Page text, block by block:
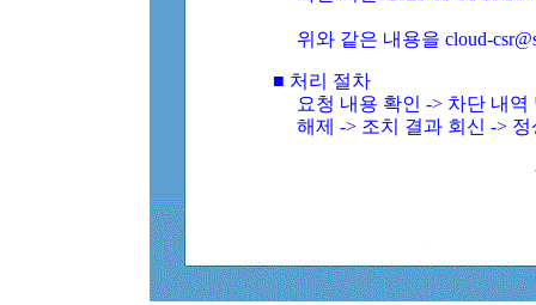
위와 같은 내용을 cloud-
■ 처리 절차
요청 내용 확인 -> 차단 내
해제 -> 조치 결과 회신 ->